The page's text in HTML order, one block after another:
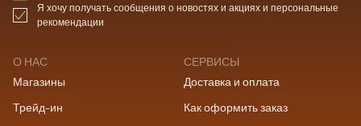
О НАС
Магазины
Трейд-ин
СЕРВИСЫ
Доставка и оплата
Как оформить заказ
Я хочу получать сообщения о новостях и акциях и персональные
рекомендации